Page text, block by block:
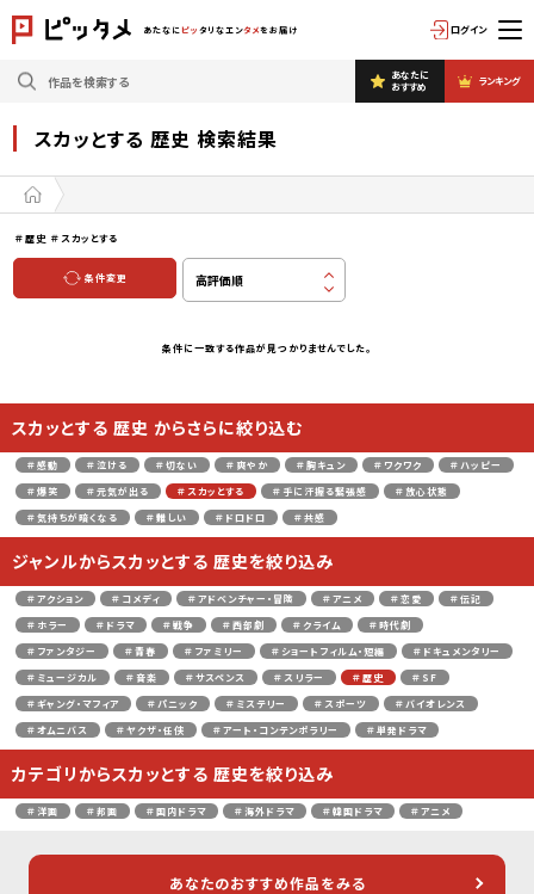
あたなに ピッ タリなエンタメをお届け ログイン
あなたに
おすすめ
ランキング
スカッとする 歴史 検索結果
＃歴史 ＃スカッとする
条件変更
条件に一致する作品が見つかりませんでした。
スカッとする 歴史 からさらに絞り込む
＃感動 ＃泣ける ＃切ない ＃爽やか ＃胸キュン ＃ワクワク
＃ハッピー
＃爆笑
＃元気が出る ＃スカッとする ＃手に汗握る緊張感
＃放心状態
＃気持ちが暗くなる
＃難しい ＃ドロドロ ＃共感
ジャンルからスカッとする 歴史を絞り込み
＃アクション ＃コメディ ＃アドベンチャー・冒険 ＃アニメ ＃恋愛
＃伝記
＃ホラー
＃ドラマ ＃戦争 ＃西部劇 ＃クライム
＃時代劇
＃ファンタジー
＃青春 ＃ファミリー ＃ショートフィルム・短編
＃ドキュメンタリー
＃ミュージカル
＃音楽 ＃サスペンス ＃スリラー ＃歴史
＃SF
＃ギャング・マフィア
＃パニック ＃ミステリー ＃スポーツ
＃バイオレンス
＃オムニバス
＃ヤクザ・任侠 ＃アート・コンテンポラリー ＃単発ドラマ
カテゴリからスカッとする 歴史を絞り込み
＃洋画 ＃邦画 ＃国内ドラマ ＃海外ドラマ ＃韓国ドラマ ＃アニメ
あなたのおすすめ作品をみる